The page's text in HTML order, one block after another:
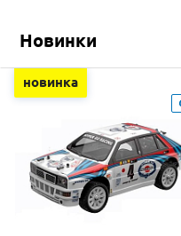
Новинки
новинка